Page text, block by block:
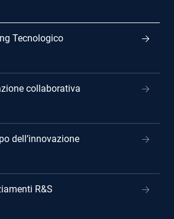
Tecnologico
collaborativa
dell’innovazione
R&S